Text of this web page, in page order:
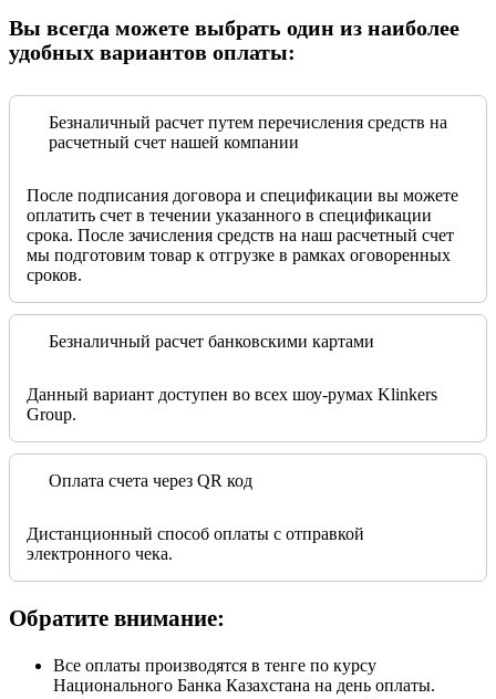
Вы всегда можете выбрать один из наиболее
удобных вариантов оплаты:
Безналичный расчет путем перечисления средств на
расчетный счет нашей компании
После подписания договора и спецификации вы можете
оплатить счет в течении указанного в спецификации
срока. После зачисления средств на наш расчетный счет
мы подготовим товар к отгрузке в рамках оговоренных
сроков.
Безналичный расчет банковскими картами
Данный вариант доступен во всех шоу-румах Klinkers
Group.
Оплата счета через QR код
Дистанционный способ оплаты с отправкой
электронного чека.
Обратите внимание:
Все оплаты производятся в тенге по курсу
Национального Банка Казахстана на день оплаты.